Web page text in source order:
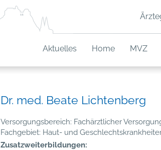
Aktuelles Home MVZ
Dr. med. Beate Lichtenberg
Versorgungsbereich: Fachärztlicher
Fachgebiet: Haut- und
Zusatzweiterbildungen: